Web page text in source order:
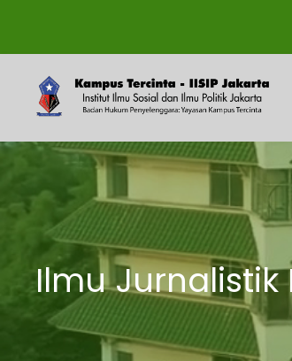
Ilmu Jurnalistik